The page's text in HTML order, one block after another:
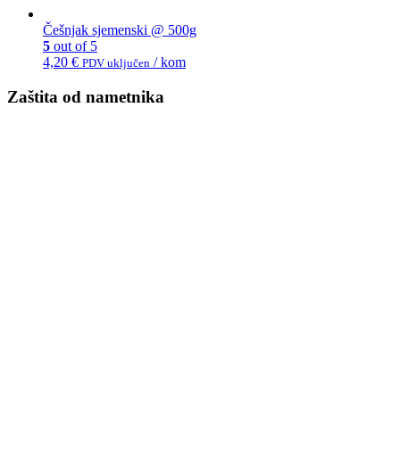
Češnjak sjemenski @ 500g
5 out of 5
4,20 € PDV uključen / kom
Zaštita od nametnika